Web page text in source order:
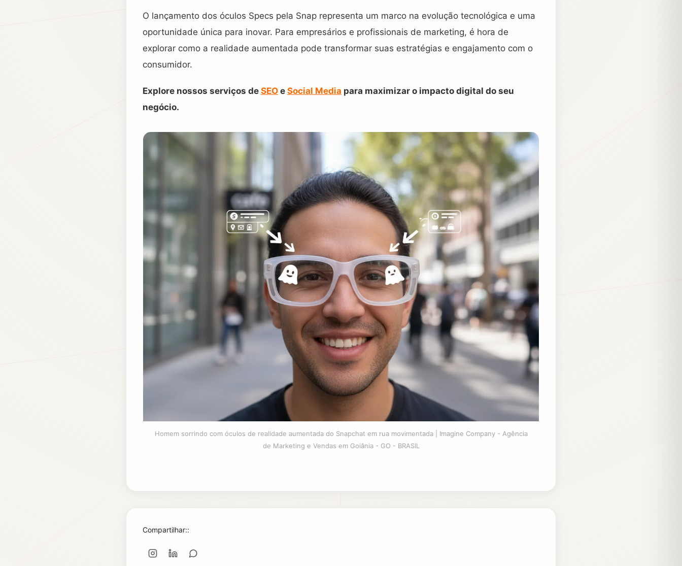
O lançamento dos óculos Specs pela Snap representa um marco na evolução tecnológica e uma
oportunidade única para inovar. Para empresários e profissionais de marketing, é hora de
explorar como a realidade aumentada pode transformar suas estratégias e engajamento com o
consumidor.
Explore nossos serviços de SEO e Social Media para maximizar o impacto digital do seu
negócio.
Homem sorrindo com óculos de realidade aumentada do Snapchat em rua movimentada | Imagine Company - Agência
de Marketing e Vendas em Goiânia - GO - BRASIL
Compartilhar::